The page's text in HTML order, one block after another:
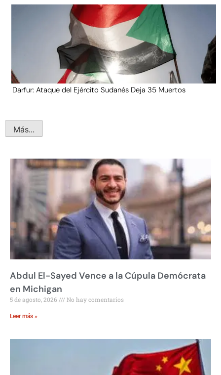
Darfur: Ataque del Ejército Sudanés Deja 35 Muertos
Más...
Abdul El-Sayed Vence a la Cúpula Demócrata
en Michigan
5 de agosto, 2026 No hay comentarios
Leer más »